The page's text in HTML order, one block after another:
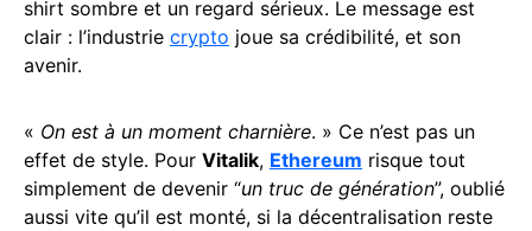
shirt sombre et un regard sérieux. Le message est
clair : l’industrie crypto joue sa crédibilité, et son
avenir.
« On est à un moment charnière. » Ce n’est pas un
effet de style. Pour Vitalik, Ethereum risque tout
simplement de devenir “un truc de génération”, oublié
aussi vite qu’il est monté, si la décentralisation reste